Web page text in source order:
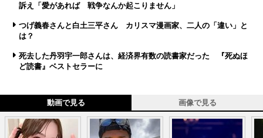
訴え「愛があれば 戦争なんか起こりません」
つげ義春さんと白土三平さん カリスマ漫画家、二人の「違い」と
は？
死去した丹羽宇一郎さんは、経済界有数の読書家だった 『死ぬほ
ど読書』ベストセラーに
動画で見る 画像で見る